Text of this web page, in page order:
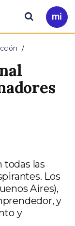
Ir
a
Buscar
todas las
Los
Aires),
y
y